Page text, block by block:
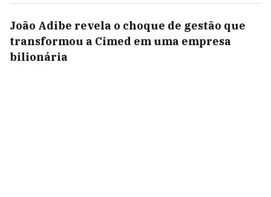
João Adibe revela o choque de gestão que
transformou a Cimed em uma empresa
bilionária